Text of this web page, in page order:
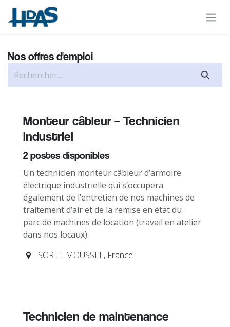
Se rendre au contenu
Nos offres d'emploi
Monteur câbleur – Technicien
industriel
2postes disponibles
Un technicien monteur câbleur d’armoire
électrique industrielle qui s’occupera
également de l’entretien de nos machines de
traitement d’air et de la remise en état du
parc de machines de location (travail en atelier
dans nos locaux).
SOREL-MOUSSEL, France
Technicien de maintenance